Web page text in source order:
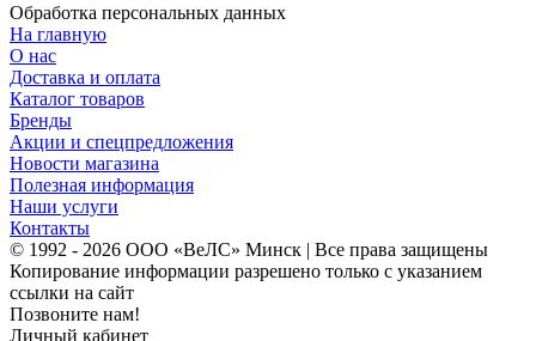
Обработка персональных данных
На главную
О нас
Доставка и оплата
Каталог товаров
Бренды
Акции и спецпредложения
Новости магазина
Полезная информация
Наши услуги
Контакты
© 1992 - 2026 ООО «ВеЛС» Минск | Все права защищены
Копирование информации разрешено только с указанием
ссылки на сайт
Позвоните нам!
Личный кабинет